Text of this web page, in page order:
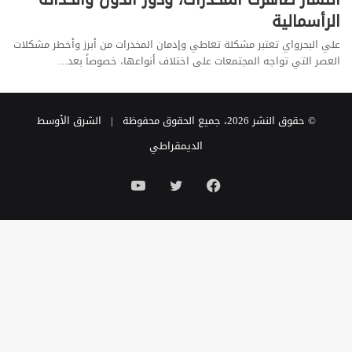
الرأسمالية
علي البحرواي تعتبر مشكلة تعاطي وإدمان المخدرات من أبرز وأخطر مشكلات
العصر التي تواجه المجتمعات على اختلاف أنواعها، خصوصاً بعد…
© حقوق النشر 2026، جميع الحقوق محفوظة |
الشرق الأوسط
الديمقراطي
فيسبوك تويتر يوتيوب